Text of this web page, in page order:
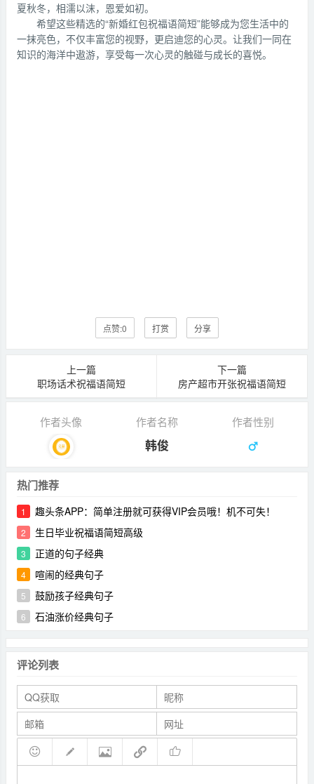
夏秋冬，相濡以沫，恩爱如初。
希望这些精选的“新婚红包祝福语简短”能够成为您生活中的
一抹亮色，不仅丰富您的视野，更启迪您的心灵。让我们一同在
知识的海洋中遨游，享受每一次心灵的触碰与成长的喜悦。
点赞:0 打赏 分享
上一篇
职场话术祝福语简短
下一篇
房产超市开张祝福语简短
作者头像 作者名称 作者性别
韩俊
热门推荐
1 趣头条APP：简单注册就可获得VIP会员哦！机不可失！
2 生日毕业祝福语简短高级
3 正道的句子经典
4 喧闹的经典句子
5 鼓励孩子经典句子
6 石油涨价经典句子
评论列表